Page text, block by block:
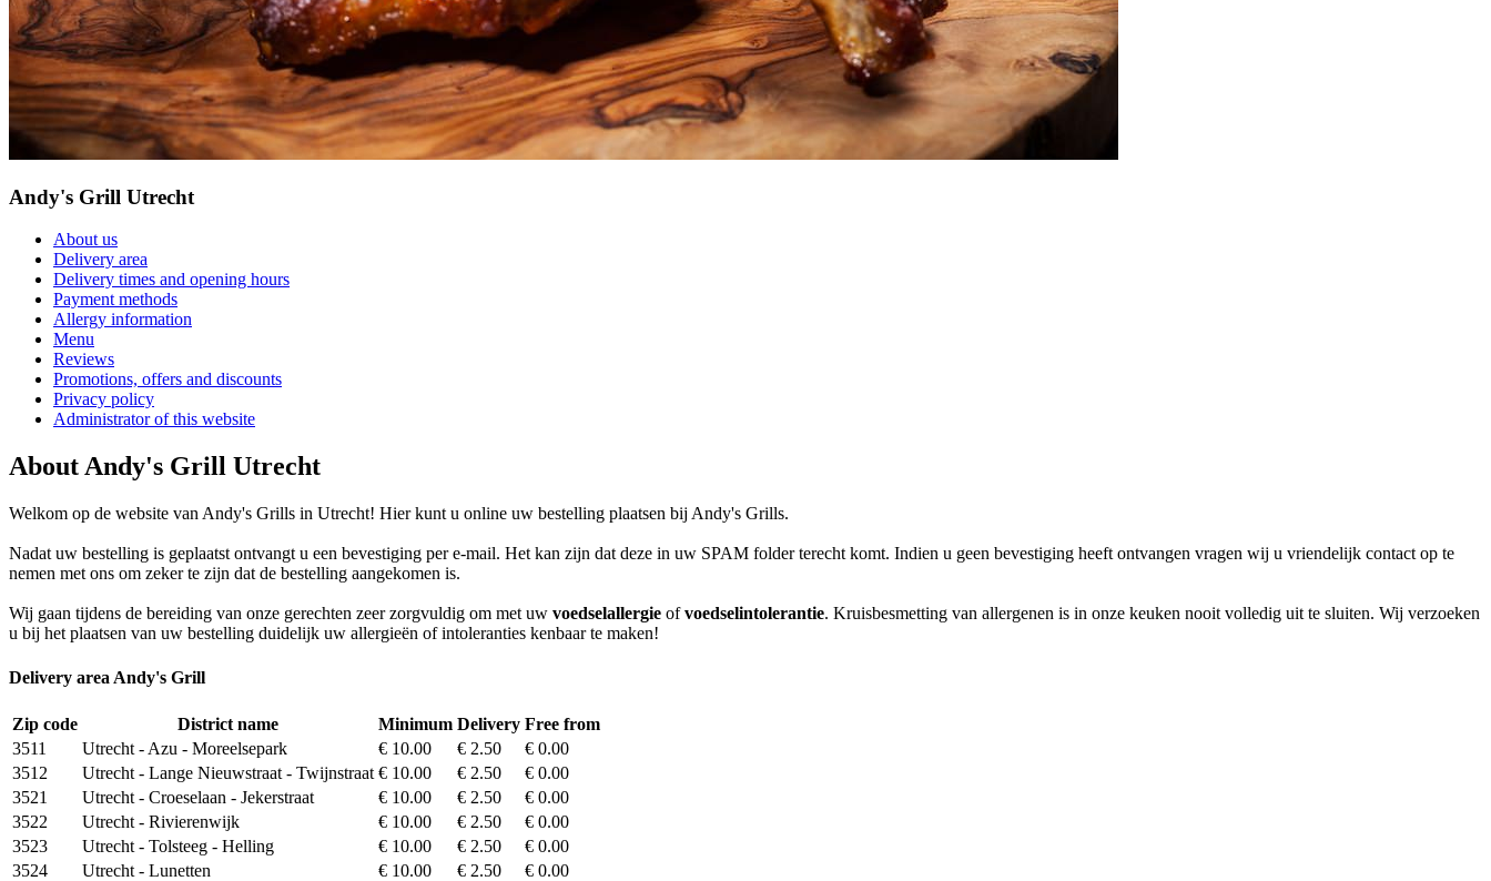
Andy's Grill Utrecht
About us
Delivery area
Delivery times and opening hours
Payment methods
Allergy information
Menu
Reviews
Promotions, offers and discounts
Privacy policy
Administrator of this website
About Andy's Grill Utrecht
Welkom op de website van Andy's Grills in Utrecht! Hier kunt u online uw bestelling plaatsen bij Andy's Grills.
Nadat uw bestelling is geplaatst ontvangt u een bevestiging per e-mail. Het kan zijn dat deze in uw SPAM folder terecht komt. Indien u geen bevestiging heeft ontvangen vragen wij u vriendelijk contact op te
nemen met ons om zeker te zijn dat de bestelling aangekomen is.
Wij gaan tijdens de bereiding van onze gerechten zeer zorgvuldig om met uw voedselallergie ofvoedselintolerantie. Kruisbesmetting van allergenen is in onze keuken nooit volledig uit te sluiten. Wij verzoeken
u bij het plaatsen van uw bestelling duidelijk uw allergieën of intoleranties kenbaar te maken!
Delivery area Andy's Grill
Zip code District name Minimum Delivery Free from
3511
Utrecht - Azu - Moreelsepark € 10.00 € 2.50
€ 0.00
3512
Utrecht - Lange Nieuwstraat - Twijnstraat € 10.00 € 2.50
€ 0.00
3521
Utrecht - Croeselaan - Jekerstraat € 10.00 € 2.50
€ 0.00
3522
Utrecht - Rivierenwijk € 10.00 € 2.50
€ 0.00
3523
Utrecht - Tolsteeg - Helling € 10.00 € 2.50
€ 0.00
3524
Utrecht - Lunetten € 10.00 € 2.50
€ 0.00